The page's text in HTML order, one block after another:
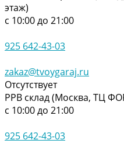
этаж)
с 10:00 до 21:00
925 642-43-03
zakaz@tvoygaraj.ru
Отсутствует
РРВ склад (Москва, ТЦ
с 10:00 до 21:00
925 642-43-03